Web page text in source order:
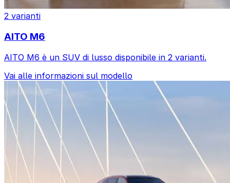
2 varianti
AITO M6
AITO M6 è un SUV di lusso disponibile in 2 varianti.
Vai alle informazioni sul modello